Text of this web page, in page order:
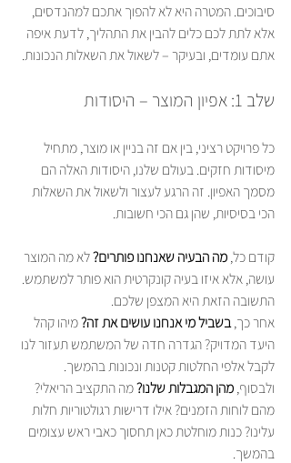
סיבוכים. המטרה היא לא להפוך אתכם למהנדסים,
אלא לתת לכם כלים להבין את התהליך, לדעת איפה
אתם עומדים, ובעיקר – לשאול את השאלות הנכונות.
שלב 1: אפיון המוצר – היסודות
כל פרויקט רציני, בין אם זה בניין או מוצר, מתחיל
מיסודות חזקים. בעולם שלנו, היסודות האלה הם
מסמך האפיון. זה הרגע לעצור ולשאול את השאלות
הכי בסיסיות, שהן גם הכי חשובות.
קודם כל, מה הבעיה שאנחנו פותרים? לא מה המוצר
עושה, אלא איזו בעיה קונקרטית הוא פותר למשתמש.
אחר כך, בשביל מי אנחנו עושים את זה? מיהו קהל
היעד המדויק? הגדרה חדה של המשתמש תעזור לנו
ולבסוף, מהן המגבלות שלנו? מה התקציב הריאלי?
מהם לוחות הזמנים? אילו דרישות רגולטוריות חלות
עלינו? כנות מוחלטת כאן תחסוך כאבי ראש עצומים
בהמשך.